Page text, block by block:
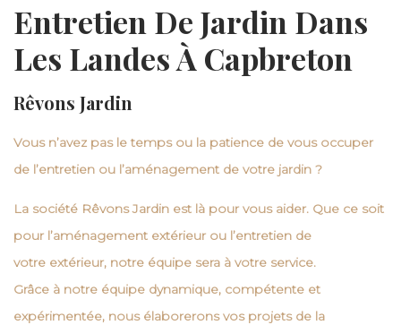
Entretien De Jardin Dans
Les Landes À Capbreton
Rêvons Jardin
Vous n’avez pas le temps ou la patience de vous occuper
de l’entretien ou l’aménagement de votre jardin ?
La société Rêvons Jardin est là pour vous aider. Que ce soit
pour l’aménagement extérieur ou l’entretien de
votre extérieur, notre équipe sera à votre service.
Grâce à notre équipe dynamique, compétente et
expérimentée, nous élaborerons vos projets de la